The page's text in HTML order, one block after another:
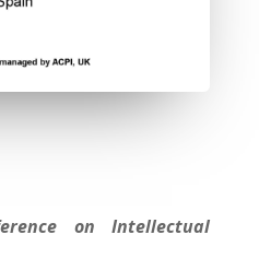
on Intellectual